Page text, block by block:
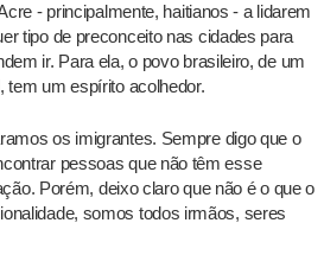
- principalmente, haitianos - a lidarem
tipo de preconceito nas cidades para
ir. Para ela, o povo brasileiro, de um
tem um espírito acolhedor.
os imigrantes. Sempre digo que o
pessoas que não têm esse
Porém, deixo claro que não é o que o
somos todos irmãos, seres